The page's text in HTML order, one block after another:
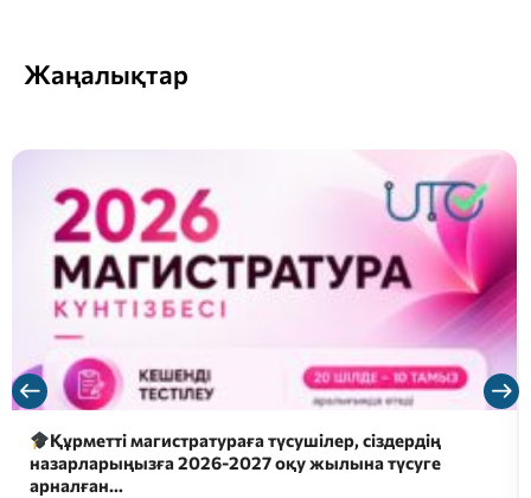
Жаңалықтар
Құрметті магистратураға түсушілер, сіздердің
назарларыңызға 2026-2027 оқу жылына түсуге
арналған…